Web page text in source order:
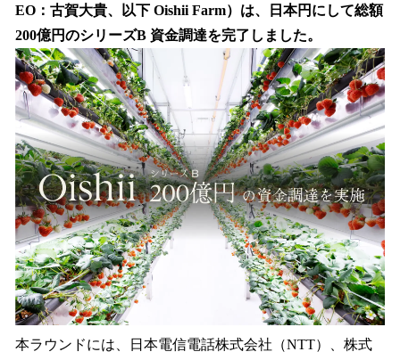
み
込
み
中
で
す
EO：古賀大貴、以下 Oishii Farm）は、日本円にして総額
200億円のシリーズB 資金調達を完了しました。
本ラウンドには、日本電信電話株式会社（NTT）、株式